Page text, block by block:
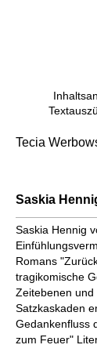
Tecia
Saskia
Saskia Hennig
Romans
tragikomische
Zeitebenen und
Satzkaskaden
Gedankenfluss
zum Feuer"